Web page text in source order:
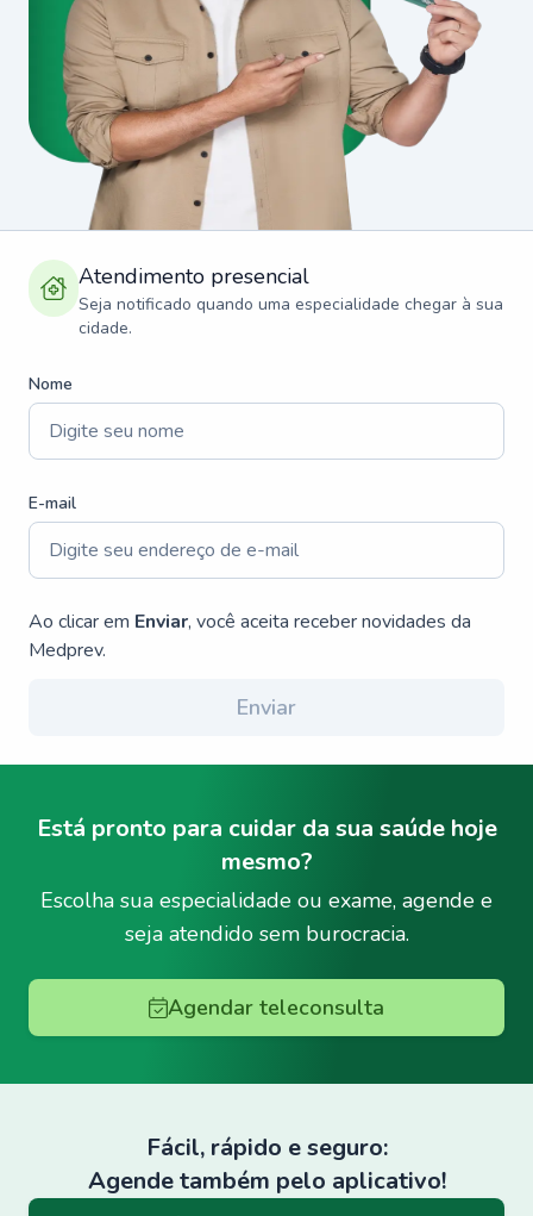
Atendimento presencial
Seja notificado quando uma especialidade chegar à sua
cidade.
Nome
E-mail
Ao clicar em Enviar, você aceita receber novidades da
Medprev.
Enviar
Está pronto para cuidar da sua saúde hoje
mesmo?
Escolha sua especialidade ou exame, agende e
seja atendido sem burocracia.
Agendar teleconsulta
Fácil, rápido e seguro:
Agende também pelo aplicativo!